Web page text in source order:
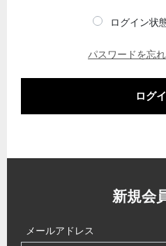
ログイン状
パスワードを忘
ログ
新規会
メールアドレス